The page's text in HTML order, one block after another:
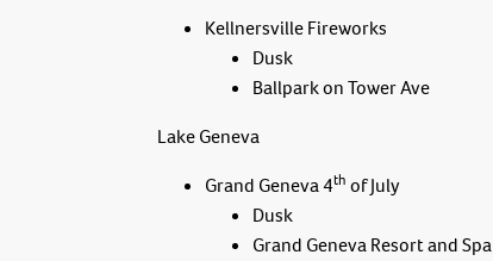
Kellnersville Fireworks
Dusk
Ballpark on Tower Ave
Lake Geneva
Grand Geneva 4th of July
Dusk
Grand Geneva Resort and Spa